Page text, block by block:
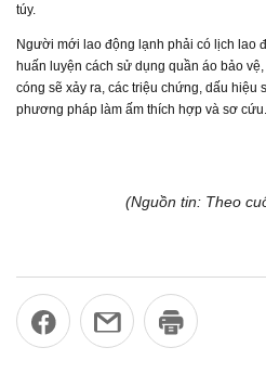
túy.
Người mới lao động lạnh phải có lịch lao
huấn luyện cách sử dụng quần áo bảo
cóng sẽ xảy ra, các triệu chứng, dấu hiệu
phương pháp làm ấm thích hợp và sơ cứu.
(Nguồn tin: Theo